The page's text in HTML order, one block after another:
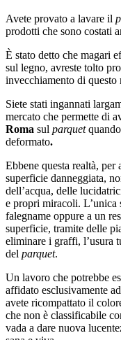
Avete provato a lavare il
prodotti che sono costati
È stato detto che magari
sul legno, avreste tolto
invecchiamento di questo
Siete stati ingannati
mercato che permette di
Roma sul parquetquando
deformato.
Ebbene questa realtà,
superficie danneggiata,
dell’acqua, delle
e propri miracoli.
falegname oppure a un
superficie, tramite delle
eliminare i graffi, l’usura
del parquet.
Un lavoro che potrebbe
affidato esclusivamente
avete ricompattato il
che non è classificabile
vada a dare nuova